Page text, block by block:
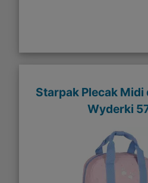
Starpak Plecak
Wyderki